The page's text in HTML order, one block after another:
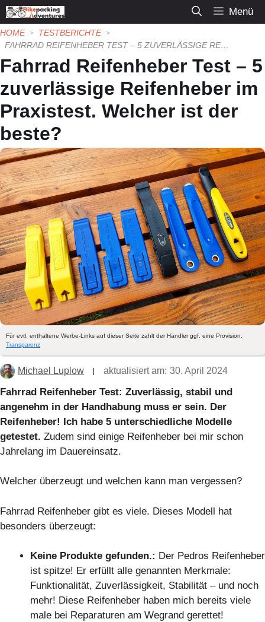
Zum
Inhalt
springen
Menü
HOME
TESTBERICHTE
FAHRRAD REIFENHEBER TEST – 5 ZUVERLÄSSIGE REIFENHEBER IM PRAXISTEST. WELCHER IST DER BESTE?
Fahrrad Reifenheber Test – 5
zuverlässige Reifenheber im
Praxistest. Welcher ist der
beste?
Für evtl. enthaltene Werbe-Links auf dieser Seite zahlt der Händler ggf. eine Provision:
Transparenz
Michael Luplow aktualisiert am: 30. April 2024
Fahrrad Reifenheber Test: Zuverlässig, stabil und
angenehm in der Handhabung muss er sein. Der
Reifenheber! Ich habe 5 unterschiedliche Modelle
getestet. Zudem sind einige Reifenheber bei mir schon
Jahrelang im Dauereinsatz.
Welcher überzeugt und welchen kann man vergessen?
Fahrrad Reifenheber gibt es viele. Dieses Modell hat
besonders überzeugt:
Keine Produkte gefunden.: Der Pedros Reifenheber
ist spitze! Er erfüllt alle genannten Merkmale:
Funktionalität, Zuverlässigkeit, Stabilität – und noch
mehr! Diese Reifenheber haben mich bereits viele
male bei Reparaturen am Wegrand gerettet!